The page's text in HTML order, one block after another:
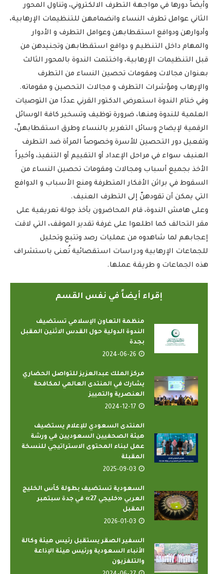
وأيضاً دورها في مواجهة التطرف الالكتروني، وتناول المحور
الثاني عوامل تطرف النساء وانضمامهن للتنظيمات الإرهابية،
وأدوارهن ودوافع استقطابهن وعوامل التطرف و الأدوار
والمهام داخل التنظيم و دوافع استقطابهن وتجنيدهن من
قبل التنظيمات الإرهابية، واختتمت الندوة بالمحور الثالث
بعنوان مجالات ومقومات تحصين النساء من التطرف
والإرهاب ومؤشرات التطرف و مجالات التحصين و مقوماته.
وفي ختام الندوة استعرض الدكتور القرني عددًا من التوصيات
العلمية للندوة ومنها، ضرورة توظيف وتسخير كافة الوسائل
الرقمية لإيضاح وسائل التغرير بالنساء وطرق استقطابهنّ،
وتفعيل دور التحصين للأسرة وخصوصاً المرأة ضد التطرف
العنيف سواء في مراحل الإعداد أو التقييم أو التنفيذ، وأخيراً
الأخذ بجميع أسباب ومجالات ومقومات تحصين النساء من
السقوط في براثن الأفكار المتطرفة ومنع الأسباب و الدوافع
التي يمكن أن تقودهنّ إلى التطرف العنيف.
وعلى هامش الندوة، قام المحاضرون بأخذ جولة تعريفية على
مقر التحالف كما اطلعوا على غرفة تقدير الموقف، التي لاقت
إعجابهم لما شاهدوه من عمليات رصد وتتبع وتحليل
للجماعات الإرهابية ودراسات استقصائية تُعنى باستشراف
هذه الجماعات و طريقة عملها.
إقراء أيضاً في نفس القسم
منظمة التعاون الإسلامي تستضيف
الندوة الدولية حول القدس الاثنين المقبل
بجدة
2024-06-26
مركز الملك عبدالعزيز للتواصل الحضاري
يشارك في المنتدى العالمي لمكافحة
العنصرية والتمييز
2024-12-17
المنتدى السعودي للإعلام يستضيف
هيئة الصحفيين السعوديين في ورشة
عمل لبناء المحتوى الاستراتيجي للنسخة
المقبلة
2025-09-03
السعودية تستضيف بطولة كأس الخليج
العربي «خليجي 27» في جدة سبتمبر
المقبل
2026-01-03
السفير الصقر يستقبل رئيس هيئة وكالة
الأنباء السعودية ورئيس هيئة الإذاعة
والتلفزيون